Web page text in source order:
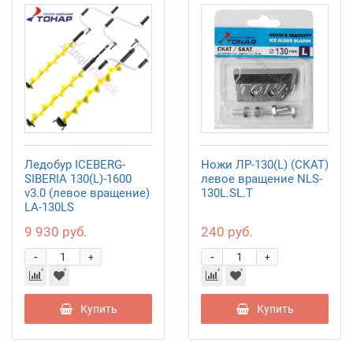
Ледобур ICEBERG-
SIBERIA 130(L)-1600
v3.0 (левое вращение)
LA-130LS
9 930 руб.
+
-
Купить
Ножи ЛР-130(L) (СКАТ)
левое вращение NLS-
130L.SL.T
240 руб.
+
-
Купить